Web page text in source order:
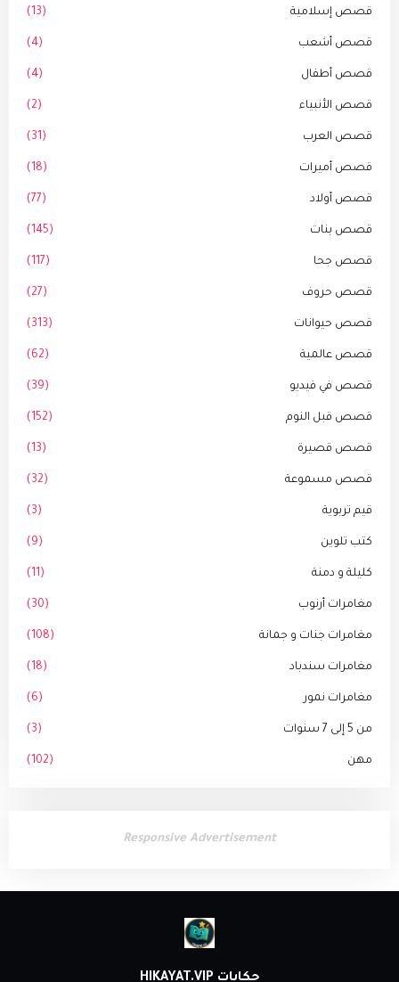
قصص إسلامية (13)
قصص أشعب (4)
قصص أطفال (4)
قصص الأنبياء (2)
قصص العرب (31)
قصص أميرات (18)
قصص أولاد (77)
قصص بنات (145)
قصص جحا (117)
قصص حروف (27)
قصص حيوانات (313)
قصص عالمية (62)
قصص في فيديو (39)
قصص قبل النوم (152)
قصص قصيرة (13)
قصص مسموعة (32)
قيم تربوية (3)
كتب تلوين (9)
كليلة و دمنة (11)
مغامرات أرنوب (30)
مغامرات جنات و جمانة (108)
مغامرات سندباد (18)
مغامرات نمور (6)
من 5 إلى 7 سنوات (3)
مهن (102)
Responsive Advertisement
حكايات HIKAYAT.VIP